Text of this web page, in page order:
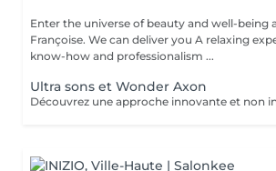
Enter the universe of beauty and well-being
Françoise. We can deliver you A relaxing
know-how and professionalism ...
Ultra sons et Wonder Axon